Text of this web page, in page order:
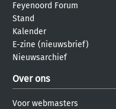
Feyenoord Forum
Stand
Kalender
E-zine (nieuwsbrief)
Nieuwsarchief
Over ons
Voor webmasters